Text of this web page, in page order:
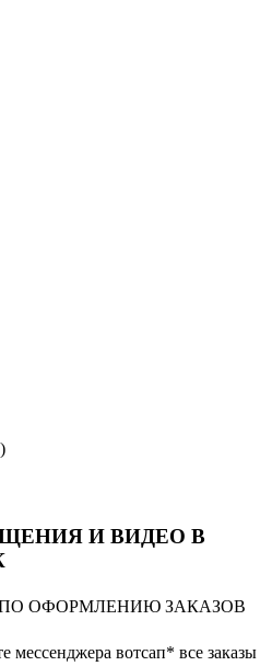
И ВИДЕО В
ПО ОФОРМЛЕНИЮ ЗАКАЗОВ
мессенджера вотсап* все заказы